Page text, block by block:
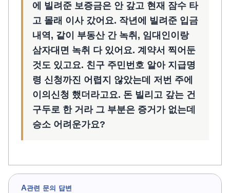
에 빌려준 보증금은 안 갚고 현재 잠수 타
고 몰래 이사 갔어요. 작년에 빌려준 입금
내역, 같이 부동산 간 녹취, 임대인이랑
삼자대면 녹취 다 있어요. 계약서 찍어둔
것도 있고요. 친구 주민번호 알아 지급명
령 신청까진 어렵지 않았는데 저번 주에
이의신청 했더라고요. 돈 빌리고 갚는 건
구두로 한 거라 그 부분은 증거가 없는데
승소 어려운가요?
A관련 문의 답변